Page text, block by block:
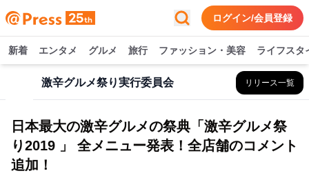
ログイン/会員登録
新着 エンタメ グルメ 旅行 ファッション・美容 ライフスタ
激辛グルメ祭り実行委員会 リリース一覧
日本最大の激辛グルメの祭典「激辛グルメ祭
り2019 」 全メニュー発表！全店舗のコメント
追加！